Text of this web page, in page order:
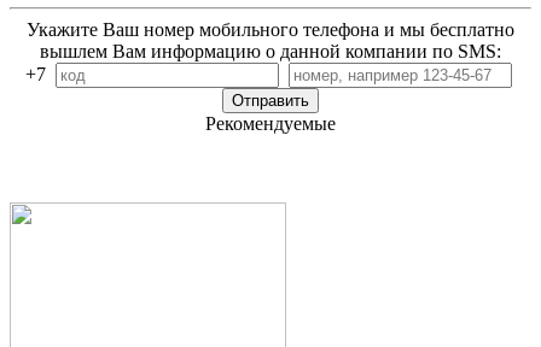
Укажите Ваш номер мобильного телефона и мы бесплатно
вышлем Вам информацию о данной компании по SMS:
+7
Рекомендуемые